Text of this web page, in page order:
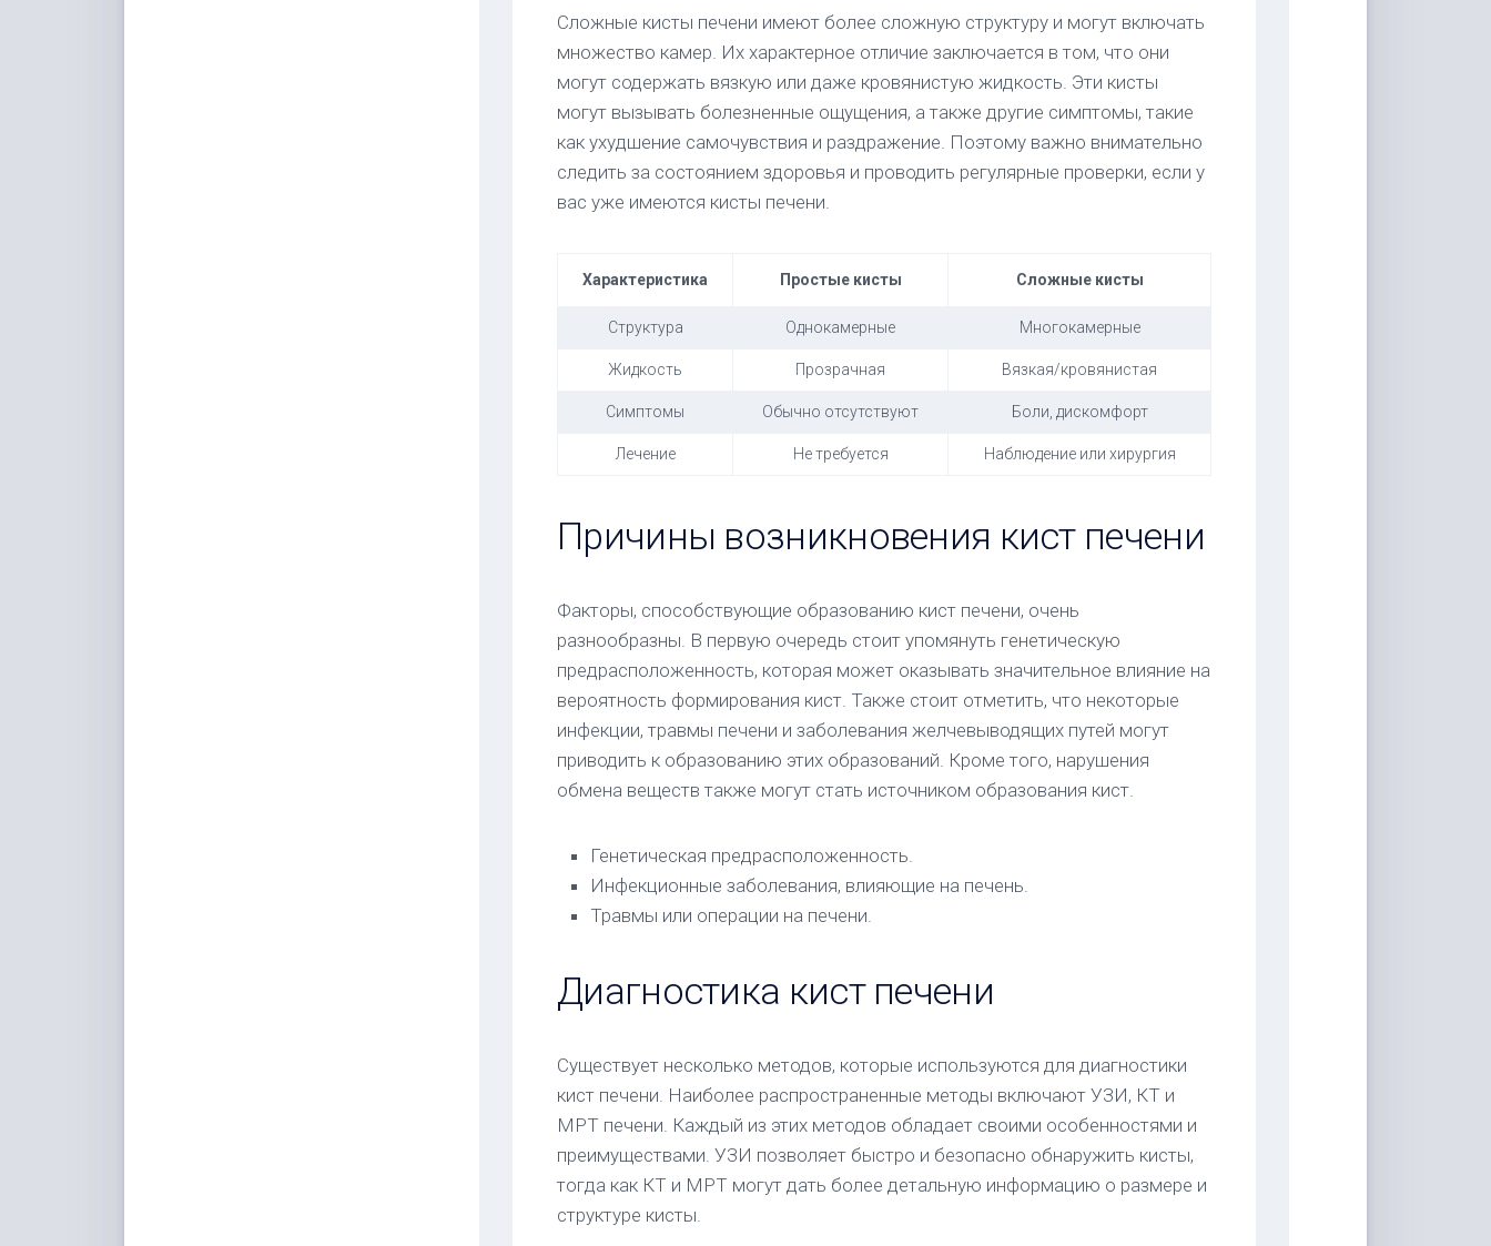
Сложные кисты печени имеют более сложную структуру и могут включать
множество камер. Их характерное отличие заключается в том, что они
могут содержать вязкую или даже кровянистую жидкость. Эти кисты
могут вызывать болезненные ощущения, а также другие симптомы, такие
как ухудшение самочувствия и раздражение. Поэтому важно внимательно
следить за состоянием здоровья и проводить регулярные проверки, если у
вас уже имеются кисты печени.
Характеристика Простые кисты Сложные кисты
Структура Однокамерные Многокамерные
Жидкость Прозрачная Вязкая/кровянистая
Симптомы Обычно отсутствуют Боли, дискомфорт
Лечение Не требуется Наблюдение или хирургия
Причины возникновения кист печени
Факторы, способствующие образованию кист печени, очень
разнообразны. В первую очередь стоит упомянуть генетическую
предрасположенность, которая может оказывать значительное влияние на
вероятность формирования кист. Также стоит отметить, что некоторые
инфекции, травмы печени и заболевания желчевыводящих путей могут
приводить к образованию этих образований. Кроме того, нарушения
обмена веществ также могут стать источником образования кист.
Генетическая предрасположенность.
Инфекционные заболевания, влияющие на печень.
Травмы или операции на печени.
Диагностика кист печени
Существует несколько методов, которые используются для диагностики
кист печени. Наиболее распространенные методы включают УЗИ, КТ и
МРТ печени. Каждый из этих методов обладает своими особенностями и
преимуществами. УЗИ позволяет быстро и безопасно обнаружить кисты,
тогда как КТ и МРТ могут дать более детальную информацию о размере и
структуре кисты.